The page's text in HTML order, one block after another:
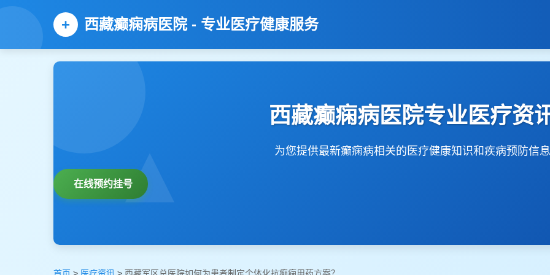
西藏癫痫病医院 - 专业医疗健康服务
西藏癫痫病医院专业医疗资
为您提供最新癫痫病相关的医疗健康知识和疾病预防信息
在线预约挂号